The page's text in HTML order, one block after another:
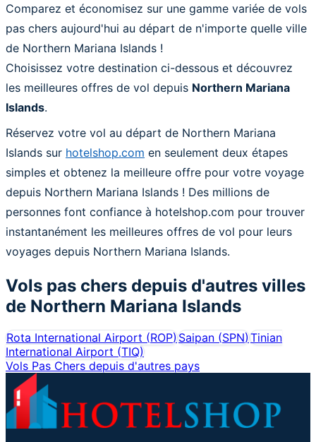
Comparez et économisez sur une gamme variée de vols
pas chers aujourd'hui au départ de n'importe quelle ville
de Northern Mariana Islands !
Choisissez votre destination ci-dessous et découvrez
les meilleures offres de vol depuis Northern Mariana
Islands.
Réservez votre vol au départ de Northern Mariana
Islands sur hotelshop.com en seulement deux étapes
simples et obtenez la meilleure offre pour votre voyage
depuis Northern Mariana Islands ! Des millions de
personnes font confiance à hotelshop.com pour trouver
instantanément les meilleures offres de vol pour leurs
voyages depuis Northern Mariana Islands.
Vols pas chers depuis d'autres villes
de Northern Mariana Islands
Rota International Airport (ROP)Saipan (SPN)Tinian
International Airport (TIQ)
Vols Pas Chers depuis d'autres pays